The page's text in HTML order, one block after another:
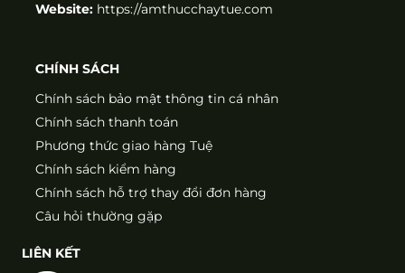
Website: https://amthucchaytue.com
CHÍNH SÁCH
Chính sách bảo mật thông tin cá nhân
Chính sách thanh toán
Phương thức giao hàng Tuệ
Chính sách kiểm hàng
Chính sách hỗ trợ thay đổi đơn hàng
Câu hỏi thường gặp
LIÊN KẾT